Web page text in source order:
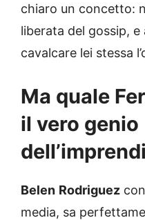
chiaro un concetto:
liberata del gossip,
cavalcare lei stessa
Ma quale
il vero genio
Belen Rodriguez
media, sa